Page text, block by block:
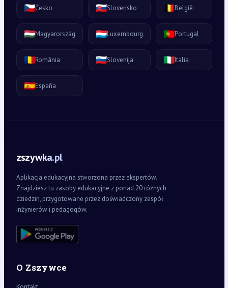
🇨🇿Česko 🇸🇰Slovensko 🇧🇪België
🇭🇺Magyarország 🇱🇺Luxembourg 🇵🇹Portugal
🇷🇴România 🇸🇮Slovenija 🇮🇹Italia
🇪🇸España
zszywka.pl
Aplikacja edukacyjna stworzona przez ekspertów.
Znajdziesz tu zasoby edukacyjne z ponad 20 różnych
dziedzin, przygotowane przez doświadczony zespół
inżynierów i pedagogów.
O Zszywce